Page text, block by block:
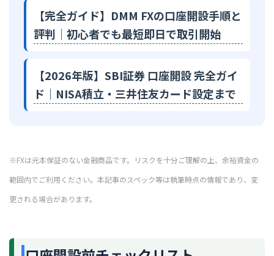
【完全ガイド】DMM FXの口座開設手順と
評判｜初心者でも最短即日で取引開始
【2026年版】SBI証券 口座開設 完全ガイ
ド｜NISA積立・三井住友カード設定まで
※FXは元本保証のない金融商品です。リスクを十分ご理解の上、余裕資金の
範囲内でご利用ください。本記事のスペック等は執筆時点の情報であり、変
更される場合があります。